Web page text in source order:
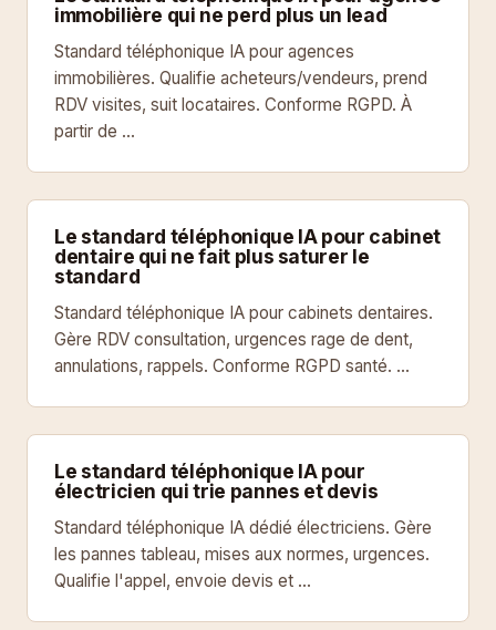
immobilière qui ne perd plus un lead
Standard téléphonique IA pour agences
immobilières. Qualifie acheteurs/vendeurs, prend
RDV visites, suit locataires. Conforme RGPD. À
partir de …
Le standard téléphonique IA pour cabinet
dentaire qui ne fait plus saturer le
standard
Standard téléphonique IA pour cabinets dentaires.
Gère RDV consultation, urgences rage de dent,
annulations, rappels. Conforme RGPD santé. …
Le standard téléphonique IA pour
électricien qui trie pannes et devis
Standard téléphonique IA dédié électriciens. Gère
les pannes tableau, mises aux normes, urgences.
Qualifie l'appel, envoie devis et …